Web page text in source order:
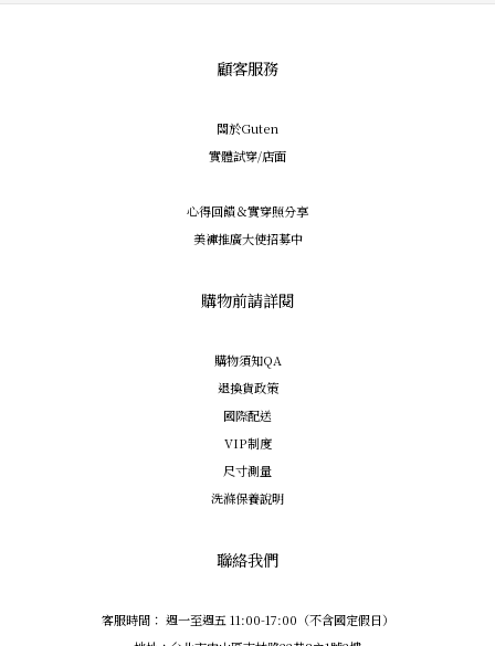
顧客服務
關於Guten
實體試穿/店面
心得回饋＆實穿照分享
美褲推廣大使招募中
購物前請詳閱
購物須知QA
退換貨政策
國際配送
VIP制度
尺寸測量
洗滌保養說明
聯絡我們
客服時間： 週一至週五 11:00-17:00（不含國定假日）